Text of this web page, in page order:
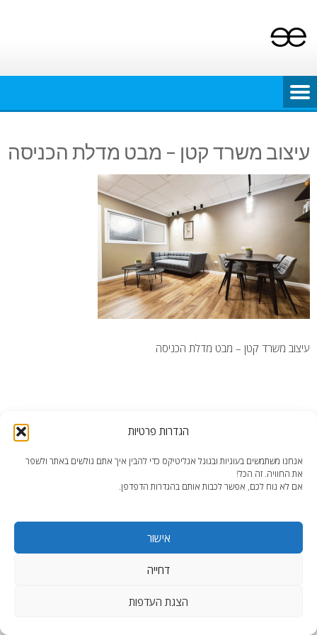
הגדרות פרטיות
אנחנו משתמשים בעוגיות ובגוגל אנליטיקס כדי להבין איך אתם גולשים באתר ולשפר
את החוויה. זה הכל!
אם לא נוח לכם, אפשר לכבות אותם בהגדרות הדפדפן.
אישור
דחייה
הצגת העדפות
content
עיצוב משרד קטן – מבט מדלת הכניסה
עיצוב משרד קטן – מבט מדלת הכניסה
WordPress Theme AccessPress Lite